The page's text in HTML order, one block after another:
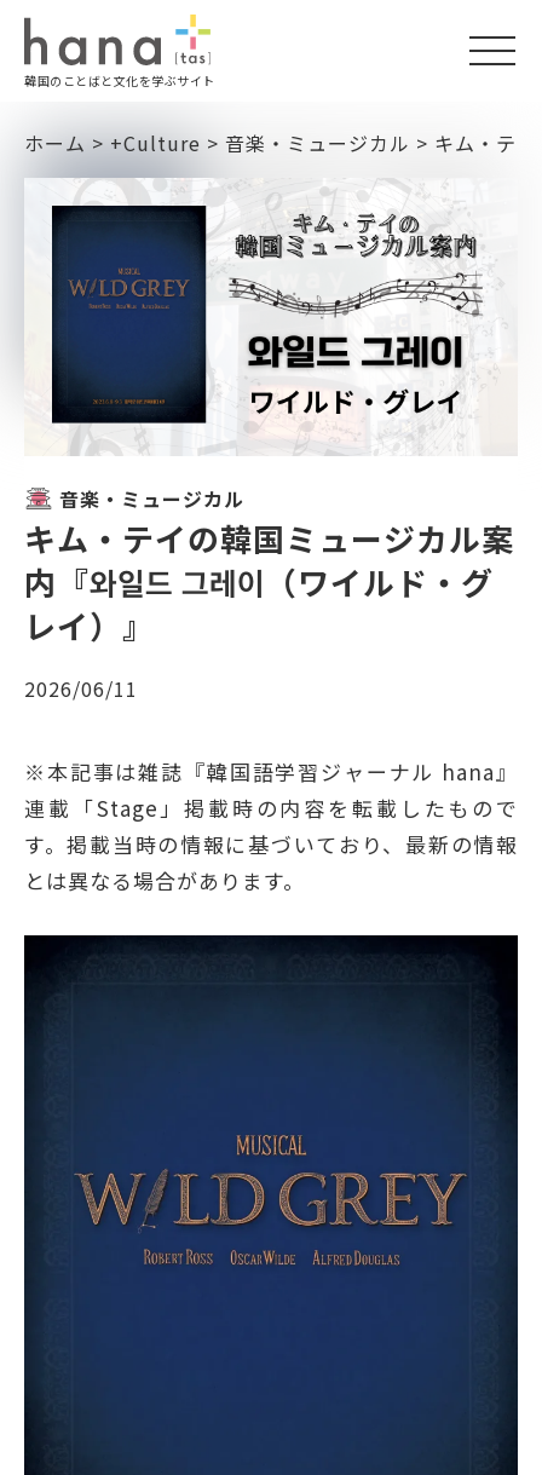
韓国のことばと文化を学ぶサイト
ホーム > +Culture > 音楽・ミュージカル > キム・テ
音楽・ミュージカル
キム・テイの韓国ミュージカル案
内『와일드 그레이（ワイルド・グ
レイ）』
2026/06/11
※本記事は雑誌『韓国語学習ジャーナル hana』
連載「Stage」掲載時の内容を転載したもので
す。掲載当時の情報に基づいており、最新の情報
とは異なる場合があります。